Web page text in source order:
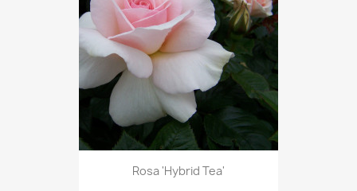
Rosa 'Hybrid Tea'